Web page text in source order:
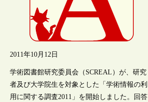
2011年10月12日
学術図書館研究委員会（SCREAL）が、研究
者及び大学院生を対象とした「学術情報の利
用に関する調査2011」を開始しました。回答